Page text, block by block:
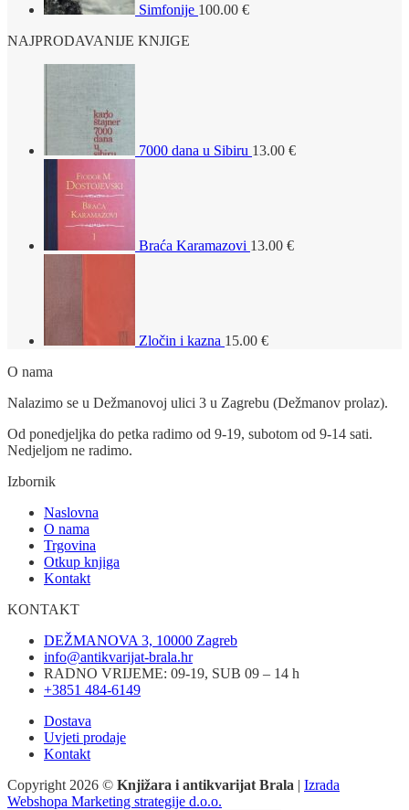
Simfonije 100.00 €
NAJPRODAVANIJE KNJIGE
7000 dana u Sibiru 13.00 €
Braća Karamazovi 13.00 €
Zločin i kazna 15.00 €
O nama
Nalazimo se u Dežmanovoj ulici 3 u Zagrebu (Dežmanov prolaz).
Od ponedjeljka do petka radimo od 9-19, subotom od 9-14 sati.
Nedjeljom ne radimo.
Izbornik
Naslovna
O nama
Trgovina
Otkup knjiga
Kontakt
KONTAKT
DEŽMANOVA 3, 10000 Zagreb
info@antikvarijat-brala.hr
RADNO VRIJEME: 09-19, SUB 09 – 14 h
+3851 484-6149
Dostava
Uvjeti prodaje
Kontakt
Copyright 2026 © Knjižara i antikvarijat Brala | Izrada
Webshopa Marketing strategije d.o.o.